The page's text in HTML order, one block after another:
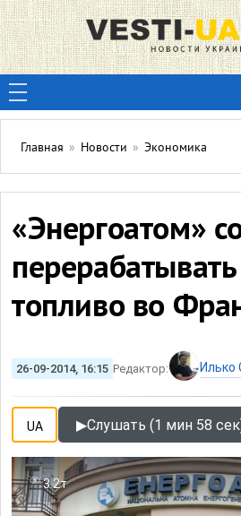
Главная » Новости » Экономика
«Энергоатом»
топливо во
26-09-2014, 16:15 Редактор: Илько
UA ▶Слушать (1 мин 58
3.2т